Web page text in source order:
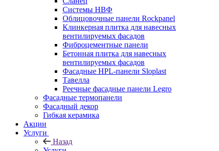
Системы НВФ
Облицовочные панели Rockpanel
Клинкерная плитка для навесных
вентилируемых фасадов
Фиброцементные панели
Бетонная плитка для навесных
вентилируемых фасадов
Фасадные HPL-панели Sloplast
Тавелла
Реечные фасадные панели Legro
Фасадные термопанели
Фасадный декор
Гибкая керамика
Акции
Услуги
Назад